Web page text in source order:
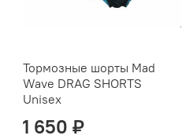
Тормозные шорты Mad
Wave DRAG SHORTS
Unisex
1 650 ₽